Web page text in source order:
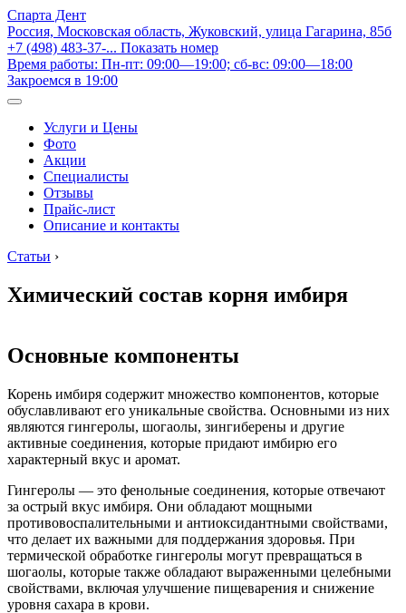
Спарта Дент
Россия, Московская область, Жуковский, улица Гагарина, 85б
+7 (498) 483-37-... Показать номер
Время работы: Пн-пт: 09:00—19:00; сб-вс: 09:00—18:00
Закроемся в 19:00
Услуги и Цены
Фото
Акции
Специалисты
Отзывы
Прайс-лист
Описание и контакты
Статьи ›
Химический состав корня имбиря
Основные компоненты
Корень имбиря содержит множество компонентов, которые
обуславливают его уникальные свойства. Основными из них
являются гингеролы, шогаолы, зингиберены и другие
активные соединения, которые придают имбирю его
характерный вкус и аромат.
Гингеролы — это фенольные соединения, которые отвечают
за острый вкус имбиря. Они обладают мощными
противовоспалительными и антиоксидантными свойствами,
что делает их важными для поддержания здоровья. При
термической обработке гингеролы могут превращаться в
шогаолы, которые также обладают выраженными целебными
свойствами, включая улучшение пищеварения и снижение
уровня сахара в крови.